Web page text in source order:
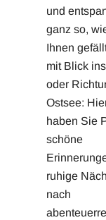
und
ganz so,
Ihnen
mit Blick
oder
Ostsee:
haben Sie
schöne
ruhige
nach